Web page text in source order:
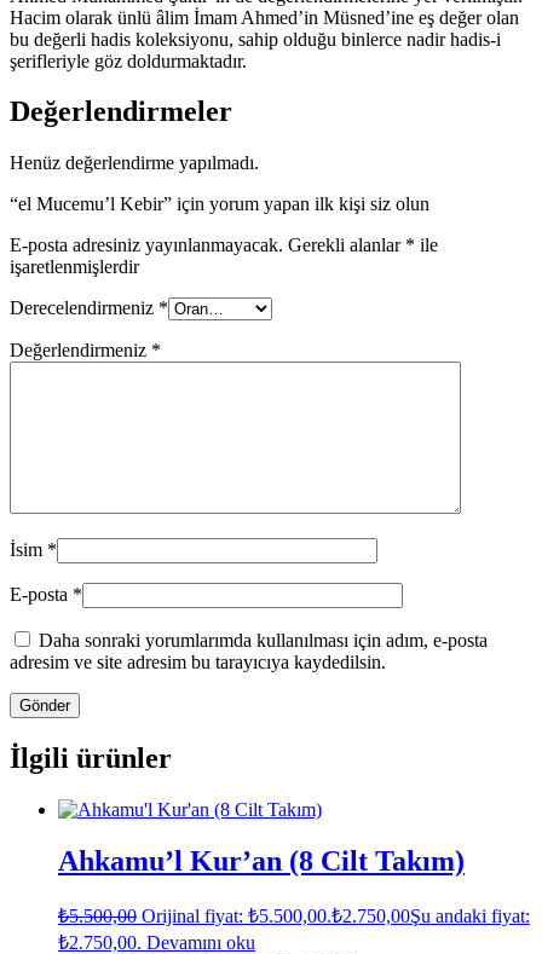
Hacim olarak ünlü âlim İmam Ahmed’in Müsned’ine eş değer olan
bu değerli hadis koleksiyonu, sahip olduğu binlerce nadir hadis-i
şerifleriyle göz doldurmaktadır.
Değerlendirmeler
Henüz değerlendirme yapılmadı.
“el Mucemu’l Kebir” için yorum yapan ilk kişi siz olun
E-posta adresiniz yayınlanmayacak. Gerekli alanlar * ile
işaretlenmişlerdir
Derecelendirmeniz *
Değerlendirmeniz *
İsim *
E-posta *
Daha sonraki yorumlarımda kullanılması için adım, e-posta
adresim ve site adresim bu tarayıcıya kaydedilsin.
İlgili ürünler
Ahkamu’l Kur’an (8 Cilt Takım)
₺5.500,00 Orijinal fiyat: ₺5.500,00.₺2.750,00Şu andaki fiyat:
₺2.750,00. Devamını oku